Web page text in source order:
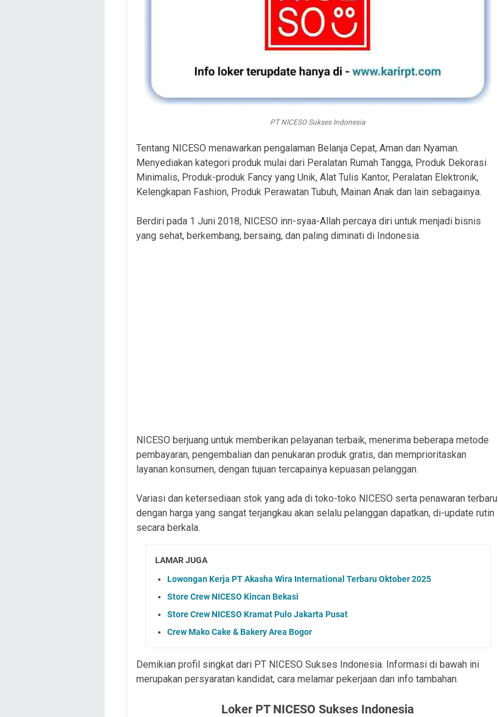
PT NICESO Sukses Indonesia
Tentang NICESO menawarkan pengalaman Belanja Cepat, Aman dan Nyaman.
Menyediakan kategori produk mulai dari Peralatan Rumah Tangga, Produk Dekorasi
Minimalis, Produk-produk Fancy yang Unik, Alat Tulis Kantor, Peralatan Elektronik,
Kelengkapan Fashion, Produk Perawatan Tubuh, Mainan Anak dan lain sebagainya.
Berdiri pada 1 Juni 2018, NICESO inn-syaa-Allah percaya diri untuk menjadi bisnis
yang sehat, berkembang, bersaing, dan paling diminati di Indonesia.
NICESO berjuang untuk memberikan pelayanan terbaik, menerima beberapa metode
pembayaran, pengembalian dan penukaran produk gratis, dan memprioritaskan
layanan konsumen, dengan tujuan tercapainya kepuasan pelanggan.
Variasi dan ketersediaan stok yang ada di toko-toko NICESO serta penawaran terbaru
dengan harga yang sangat terjangkau akan selalu pelanggan dapatkan, di-update rutin
secara berkala.
LAMAR JUGA
Lowongan Kerja PT Akasha Wira International Terbaru Oktober 2025
Store Crew NICESO Kincan Bekasi
Store Crew NICESO Kramat Pulo Jakarta Pusat
Crew Mako Cake & Bakery Area Bogor
Demikian profil singkat dari PT NICESO Sukses Indonesia. Informasi di bawah ini
merupakan persyaratan kandidat, cara melamar pekerjaan dan info tambahan.
Loker PT NICESO Sukses Indonesia